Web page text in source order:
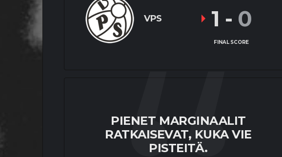
VPS 1 - 0
FINAL SCORE
PIENET MARGINAALIT
RATKAISEVAT, KUKA VIE
PISTEITÄ.